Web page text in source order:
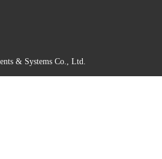
& Systems Co., Ltd.